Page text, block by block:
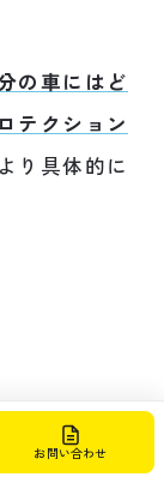
の車にはど
テクション
り具体的に
は防汚
を高め
お問い合わせ